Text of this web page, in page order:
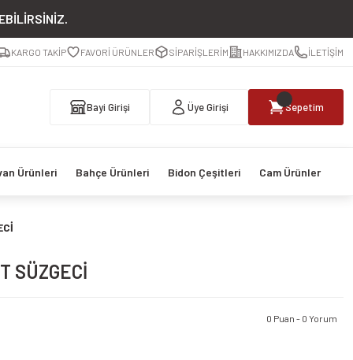
KARGO TAKİP FAVORİ ÜRÜNLER SİPARİŞLERİM HAKKIMIZDA İLETİŞİM
Bayi Girişi Üye Girişi Sepetim
Ürünleri Bahçe Ürünleri Bidon Çeşitleri Cam Ürünler
SÜZGECİ
0 Puan - 0 Yorum